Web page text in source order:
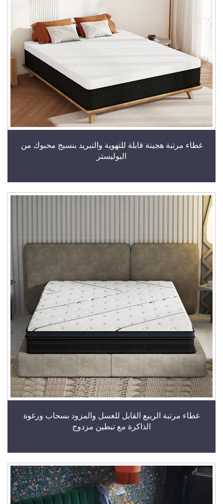
غطاء مرتبة هجينة قابلة للتهوية والتبريد بنسيج محبوك من
البوليستر
غطاء مرتبة الربيع القابل للغسل والمزود بسحاب ورغوة
الذاكرة مع تبطين مزدوج